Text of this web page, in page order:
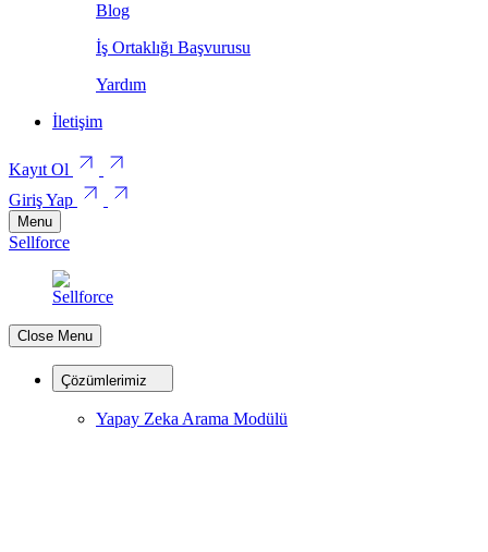
Blog
İş Ortaklığı Başvurusu
Yardım
İletişim
Kayıt Ol
Giriş Yap
Menu
Sellforce
Close Menu
Çözümlerimiz
Yapay Zeka Arama Modülü